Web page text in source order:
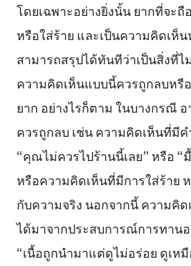
โดยเฉพาะอย่างยิ่งนั้น ยากที่จะถื
หรือใส่ร้าย และเป็นความคิดเห็
สามารถสรุปได้ทันทีว่าเป็นสิ่งที่
ความคิดเห็นแบบนี้ควรถูกลบหรื
ยาก อย่างไรก็ตาม ในบางกรณี
ควรถูกลบ เช่น ความคิดเห็นที่มี
“คุณไม่ควรไปร้านนี้เลย” หรือ “
หรือความคิดเห็นที่มีการใส่ร้าย
กับความจริง นอกจากนี้ ความคิ
ได้มาจากประสบการณ์การทานอ
“เนื้อถูกนำมาแต่ดูไม่อร่อย ดูเห